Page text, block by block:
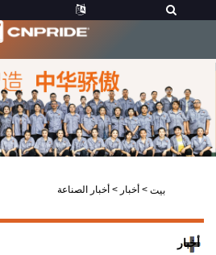
بيت > أخبار > أخبار الصناعة
أخبار